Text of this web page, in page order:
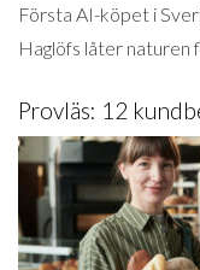
Första AI-köpet i
Haglöfs låter naturen
Provläs: 12